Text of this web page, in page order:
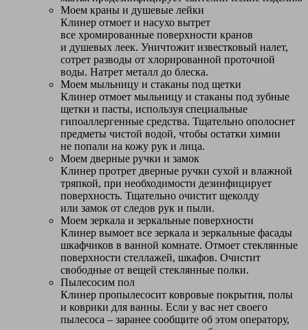
Моем краны и душевые лейки
Клинер отмоет и насухо вытрет
все хромированные поверхности кранов
и душевых леек. Уничтожит известковый налет,
сотрет разводы от хлорированной проточной
воды. Натрет металл до блеска.
Моем мыльницу и стаканы под щетки
Клинер отмоет мыльницу и стаканы под зубные
щетки и пасты, используя специальные
гипоаллергенные средства. Тщательно ополоснет
предметы чистой водой, чтобы остатки химии
не попали на кожу рук и лица.
Моем дверные ручки и замок
Клинер протрет дверные ручки сухой и влажной
тряпкой, при необходимости дезинфицирует
поверхность. Тщательно очистит щеколду
или замок от следов рук и пыли.
Моем зеркала и зеркальные поверхности
Клинер вымоет все зеркала и зеркальные фасады
шкафчиков в ванной комнате. Отмоет стеклянные
поверхности стеллажей, шкафов. Очистит
свободные от вещей стеклянные полки.
Пылесосим пол
Клинер пропылесосит ковровые покрытия, полы
и коврики для ванны. Если у вас нет своего
пылесоса – заранее сообщите об этом оператору,